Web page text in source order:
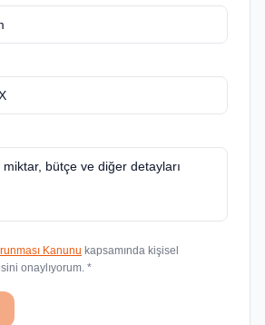
Kanunu kapsamında kişisel
onaylıyorum. *